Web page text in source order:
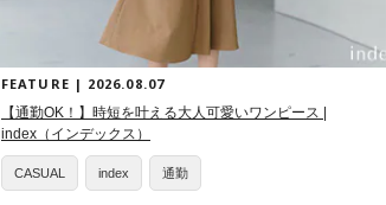
FEATURE | 2026.08.07
【通勤OK！】時短を叶える大人可愛いワンピース |
index（インデックス）
CASUAL index 通勤